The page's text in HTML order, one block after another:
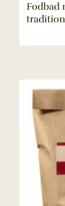
Fodbad